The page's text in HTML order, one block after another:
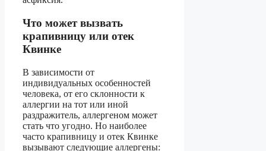
Что может вызвать
крапивницу или отек
Квинке
В зависимости от
индивидуальных особенностей
человека, от его склонности к
аллергии на тот или иной
раздражитель, аллергеном может
стать что угодно. Но наиболее
часто крапивницу и отек Квинке
вызывают следующие аллергены: